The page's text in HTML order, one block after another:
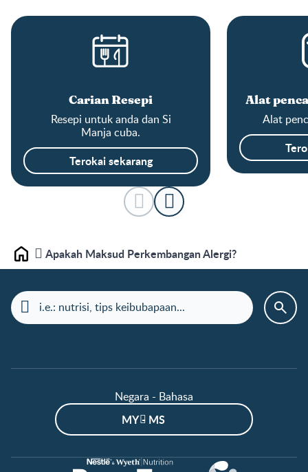
Carian Resepi
Resepi untuk anda dan Si
Manja cuba.
Terokai sekarang
Alat
Alat
Laman depanApakah Maksud Perkembangan Alergi?
Negara - Bahasa
MY - MS